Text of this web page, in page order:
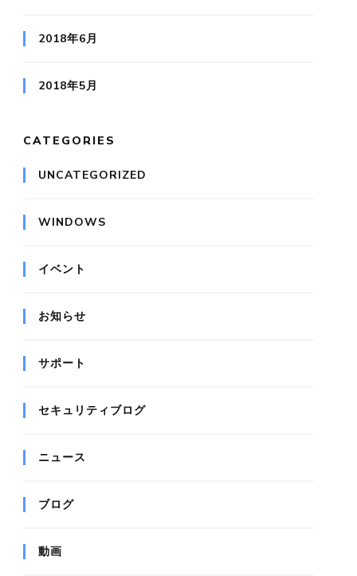
2018年6月
2018年5月
CATEGORIES
UNCATEGORIZED
WINDOWS
イベント
お知らせ
サポート
セキュリティブログ
ニュース
ブログ
動画